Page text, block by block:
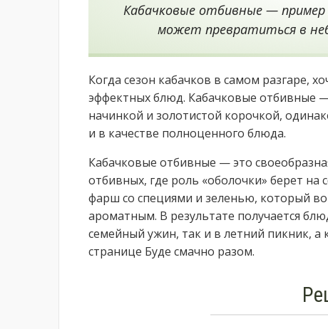
Кабачковые отбивные — пример
может превратиться в
Когда сезон кабачков в самом разгаре,
эффектных блюд. Кабачковые отбивные
начинкой и золотистой корочкой,
и в качестве полноценного блюда.
Кабачковые отбивные — это
отбивных, где роль «оболочки» берет
фарш со специями и зеленью, который
ароматным. В результате получается
семейный ужин, так и в летний пикник, а
странице Буде смачно разом.